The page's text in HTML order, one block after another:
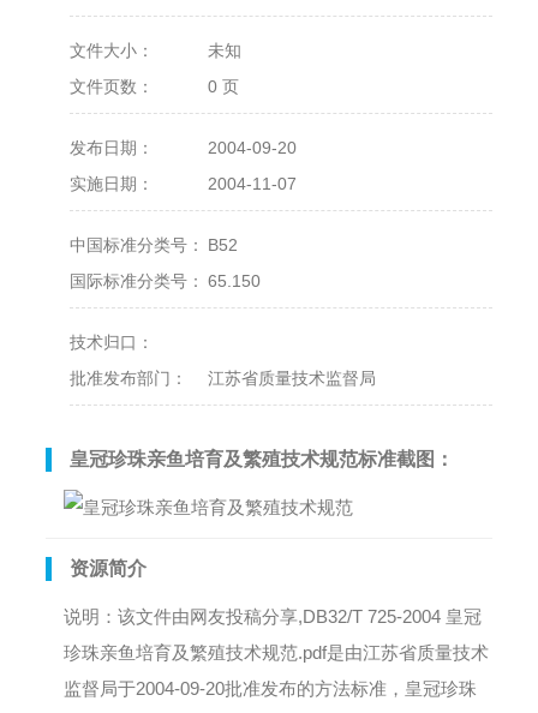
文件大小：
未知
文件页数：
0 页
发布日期：
2004-09-20
实施日期：
2004-11-07
中国标准分类号：
B52
国际标准分类号： 65.150
技术归口：
批准发布部门：
江苏省质量技术监督局
皇冠珍珠亲鱼培育及繁殖技术规范标准截图：
资源简介
说明：该文件由网友投稿分享,DB32/T 725-2004 皇冠
珍珠亲鱼培育及繁殖技术规范.pdf是由江苏省质量技术
监督局于2004-09-20批准发布的方法标准，皇冠珍珠